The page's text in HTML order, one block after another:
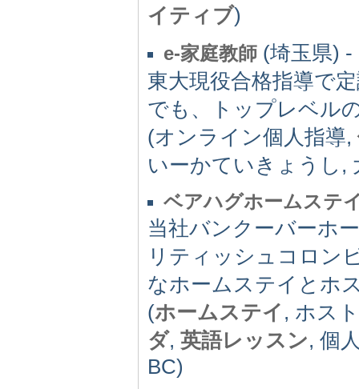
イティブ)
e-家庭教師 (埼玉県) -
東大現役合格指導で
でも、トップレベル
(オンライン個人指導,
いーかていきょうし,
ベアハグホームステ
当社バンクーバーホ
リティッシュコロン
なホームステイとホ
(ホームステイ , ホス
ダ, 英語レッスン, 個
BC)